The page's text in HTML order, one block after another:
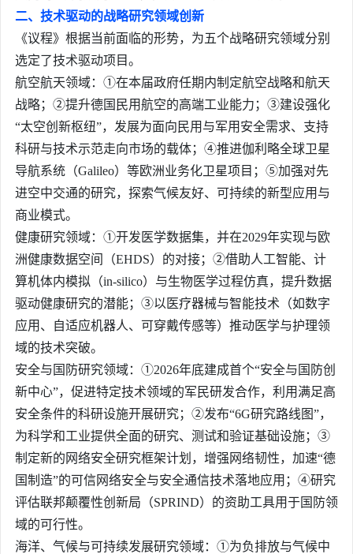
二、技术驱动的战略研究领域创新
《议程》根据当前面临的形势，为五个战略研究领域分别
选定了技术驱动项目。
航空航天领域：①在本届政府任期内制定航空战略和航天
战略；②提升德国民用航空的高端工业能力；③建设强化
“太空创新枢纽”，发展为面向民用与军用安全需求、支持
科研与技术示范走向市场的载体；④推进伽利略全球卫星
导航系统（Galileo）等欧洲业务化卫星项目；⑤加强对先
进空中交通的研究，探索气候友好、可持续的新型应用与
商业模式。
健康研究领域：①开发医学数据集，并在2029年实现与欧
洲健康数据空间（EHDS）的对接；②借助人工智能、计
算机体内模拟（in-silico）与生物医学过程仿真，提升数据
驱动健康研究的潜能；③以医疗器械与智能技术（如数字
应用、自适应机器人、可穿戴传感等）推动医学与护理领
域的技术突破。
安全与国防研究领域：①2026年底建成首个“安全与国防创
新中心”，促进特定技术领域的军民研发合作，利用满足高
安全条件的科研设施开展研究；②发布“6G研究路线图”，
为科学和工业提供全面的研究、测试和验证基础设施；③
制定新的网络安全研究框架计划，增强网络韧性，加速“德
国制造”的可信网络安全与安全通信技术落地应用；④研究
评估联邦颠覆性创新局（SPRIND）的资助工具用于国防领
域的可行性。
海洋、气候与可持续发展研究领域：①为负排放与气候中